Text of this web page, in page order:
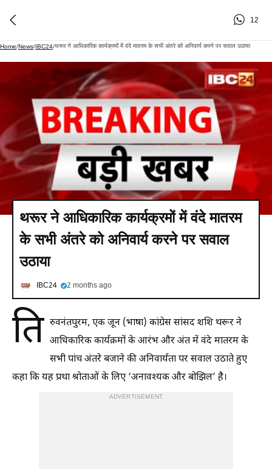
12
Home/News/IBC24/थरूर ने आधिकारिक कार्यक्रमों में वंदे मातरम के सभी अंतरे को अनिवार्य करने पर सवाल उठाया
थरूर ने आधिकारिक कार्यक्रमों में वंदे मातरम
के सभी अंतरे को अनिवार्य करने पर सवाल
उठाया
IBC24 2 months ago
ति रुवनंतपुरम, एक जून (भाषा) कांग्रेस सांसद शशि थरूर ने
आधिकारिक कार्यक्रमों के आरंभ और अंत में वंदे मातरम के
सभी पांच अंतरे बजाने की अनिवार्यता पर सवाल उठाते हुए
कहा कि यह प्रथा श्रोताओं के लिए ‘अनावश्यक और बोझिल’ है।
ADVERTISEMENT